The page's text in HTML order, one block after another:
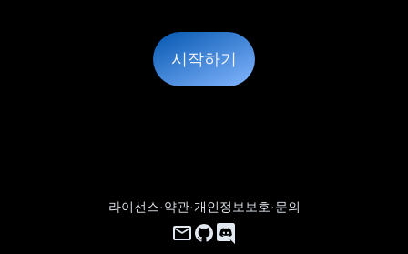
시작하기
라이선스·약관·개인정보보호·문의